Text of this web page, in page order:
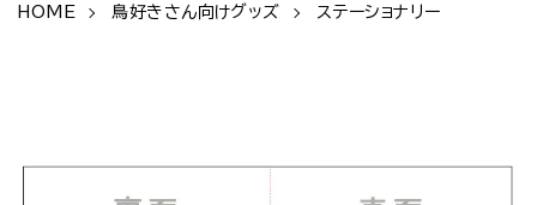
HOME 鳥好きさん向けグッズ ステーショナリー